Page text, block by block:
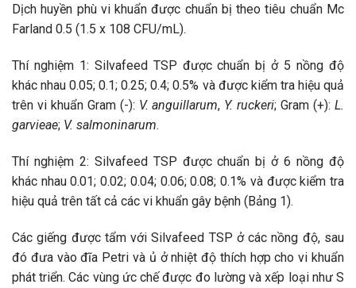
Dịch huyền phù vi khuẩn được chuẩn bị theo tiêu chuẩn Mc
Farland 0.5 (1.5 x 108 CFU/mL).
Thí nghiệm 1: Silvafeed TSP được chuẩn bị ở 5 nồng độ
khác nhau 0.05; 0.1; 0.25; 0.4; 0.5% và được kiểm tra hiệu quả
trên vi khuẩn Gram (-): V. anguillarum, Y. ruckeri; Gram (+):L.
garvieae; V. salmoninarum.
Thí nghiệm 2: Silvafeed TSP được chuẩn bị ở 6 nồng độ
khác nhau 0.01; 0.02; 0.04; 0.06; 0.08; 0.1% và được kiểm tra
hiệu quả trên tất cả các vi khuẩn gây bệnh (Bảng 1).
Các giếng được tẩm với Silvafeed TSP ở các nồng độ, sau
đó đưa vào đĩa Petri và ủ ở nhiệt độ thích hợp cho vi khuẩn
phát triển. Các vùng ức chế được đo lường và xếp loại như S